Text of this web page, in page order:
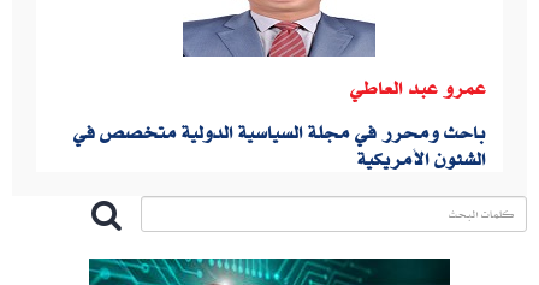
عمرو عبد العاطي
باحث ومحرر في مجلة السياسية الدولية متخصص في
الشئون الأمريكية